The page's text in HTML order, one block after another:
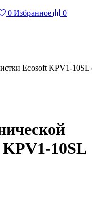
0 Избранное
0
Ecosoft KPV1-10SL
10SL